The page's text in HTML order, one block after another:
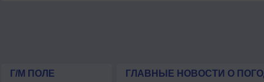
Г/М ПОЛЕ ГЛАВНЫЕ НОВОСТИ О